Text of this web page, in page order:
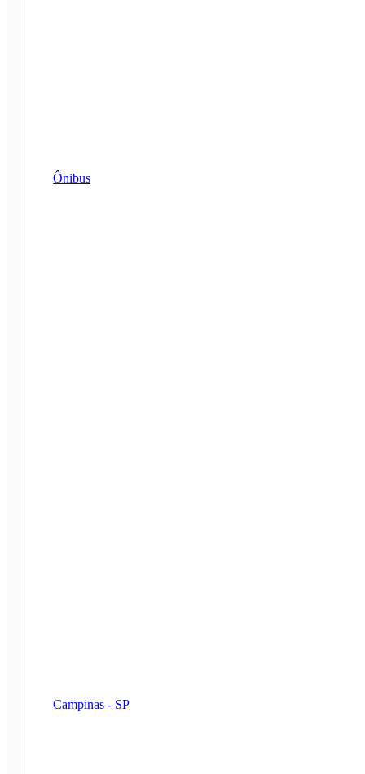
Ônibus
Campinas - SP